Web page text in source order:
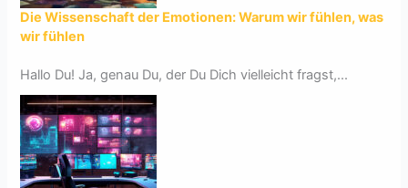
Die Wissenschaft der Emotionen: Warum wir fühlen, was
wir fühlen
Hallo Du! Ja, genau Du, der Du Dich vielleicht fragst,...